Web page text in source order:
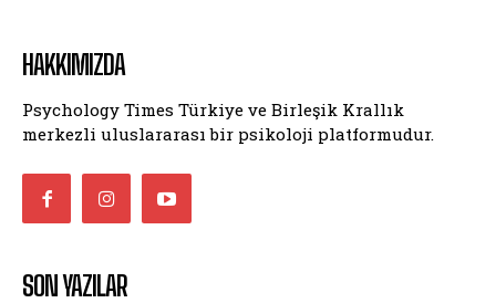
HAKKIMIZDA
Psychology Times Türkiye ve Birleşik Krallık
merkezli uluslararası bir psikoloji platformudur.
SON YAZILAR